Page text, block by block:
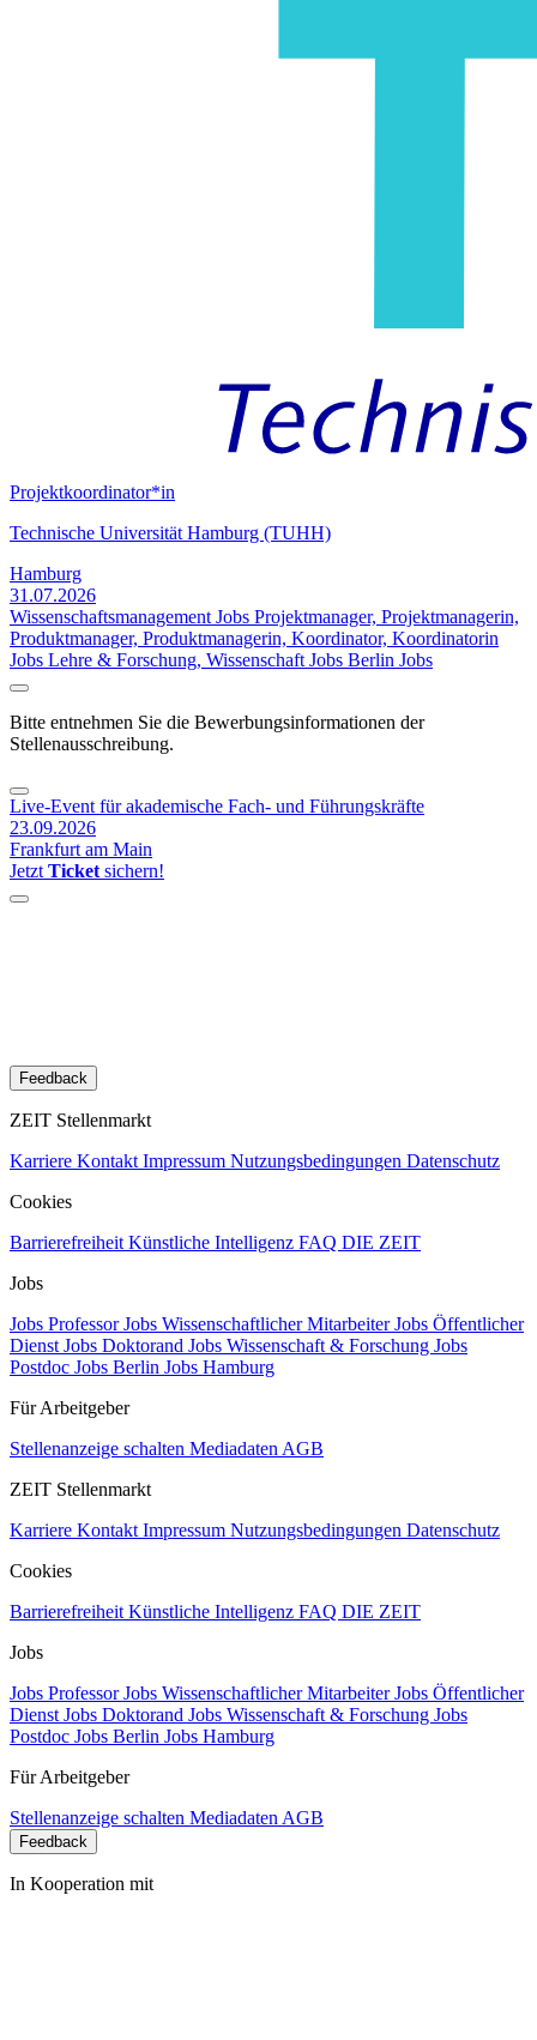
Projektkoordinator*in
Technische Universität Hamburg (TUHH)
Hamburg
31.07.2026
Wissenschaftsmanagement Jobs Projektmanager, Projektmanagerin,
Produktmanager, Produktmanagerin, Koordinator, Koordinatorin
Jobs Lehre & Forschung, Wissenschaft Jobs Berlin Jobs
Bitte entnehmen Sie die Bewerbungsinformationen der
Stellenausschreibung.
Live-Event für akademische Fach- und Führungskräfte
23.09.2026
Frankfurt am Main
Jetzt Ticket sichern!
Feedback
ZEIT Stellenmarkt
Karriere Kontakt Impressum Nutzungsbedingungen Datenschutz
Cookies
Barrierefreiheit Künstliche Intelligenz FAQ DIE ZEIT
Jobs
Jobs ProfessorJobs Wissenschaftlicher MitarbeiterJobs Öffentlicher
Dienst Jobs Doktorand Jobs Wissenschaft & Forschung Jobs
Postdoc Jobs Berlin Jobs Hamburg
Für Arbeitgeber
Stellenanzeige schalten Mediadaten AGB
ZEIT Stellenmarkt
Karriere Kontakt Impressum Nutzungsbedingungen Datenschutz
Cookies
Barrierefreiheit Künstliche Intelligenz FAQ DIE ZEIT
Jobs
Jobs ProfessorJobs Wissenschaftlicher MitarbeiterJobs Öffentlicher
Dienst Jobs Doktorand Jobs Wissenschaft & Forschung Jobs
Postdoc Jobs Berlin Jobs Hamburg
Für Arbeitgeber
Stellenanzeige schalten Mediadaten AGB
Feedback
In Kooperation mit